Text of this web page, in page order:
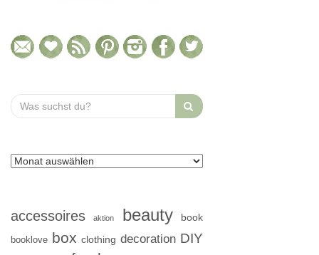
Search
for:
accessoires aktion beauty book
booklove box clothing decoration DIY